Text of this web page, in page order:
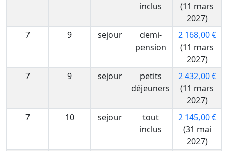
inclus
(11 mars
2027)
7
9 sejour
demi-
pension
2 168,00 €
(11 mars
2027)
7
9 sejour
petits
déjeuners
2 432,00 €
(11 mars
2027)
7
10 sejour
tout
inclus
2 145,00 €
(31 mai
2027)